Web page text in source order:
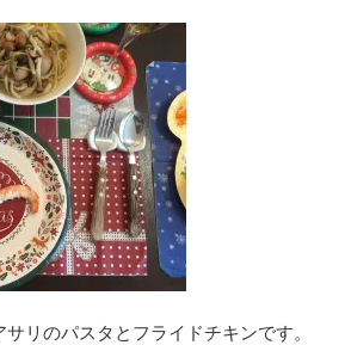
リのパスタとフライドチキンです。